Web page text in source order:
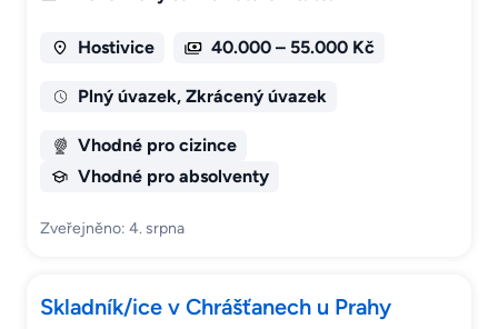
Hostivice 40.000 – 55.000 Kč
Plný úvazek, Zkrácený úvazek
Vhodné pro cizince
Vhodné pro absolventy
Zveřejněno: 4. srpna
Skladník/ice v Chrášťanech u Prahy